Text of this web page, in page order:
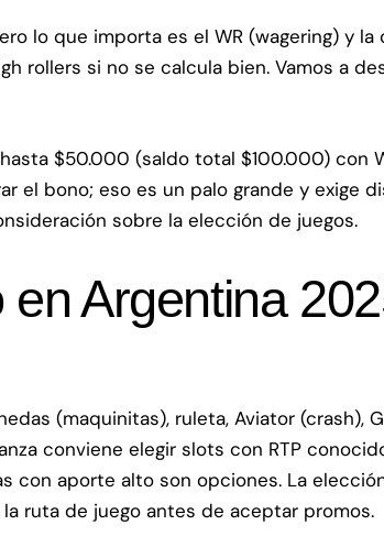
lo que importa es el WR (wagering) y
rollers si no se calcula bien. Vamos a
$50.000 (saldo total $100.000) con
el bono; eso es un palo grande y exige
sobre la elección de juegos.
Argentina
(maquinitas), ruleta, Aviator (crash),
conviene elegir slots con RTP
con aporte alto son opciones. La
ruta de juego antes de aceptar promos.